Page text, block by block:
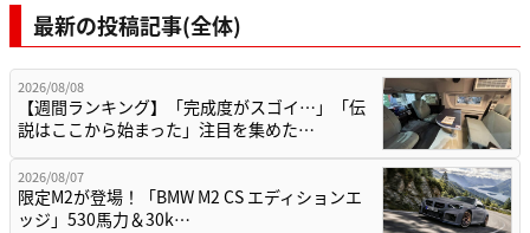
最新の投稿記事(全体)
2026/08/08
【週間ランキング】「完成度がスゴイ…」「伝
説はここから始まった」注目を集めた…
2026/08/07
限定M2が登場！「BMW M2 CS エディションエ
ッジ」530馬力＆30k…